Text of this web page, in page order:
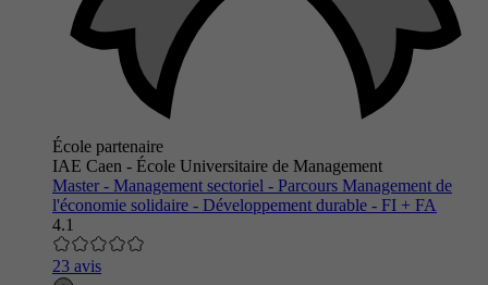
École partenaire
IAE Caen - École Universitaire de Management
Master - Management sectoriel - Parcours Management de
l'économie solidaire - Développement durable - FI + FA
4.1
23 avis